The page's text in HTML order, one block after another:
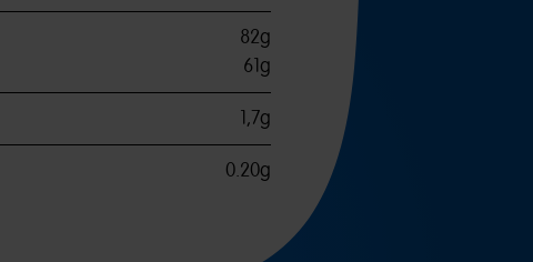
82g
61g
1,7g
0.20g